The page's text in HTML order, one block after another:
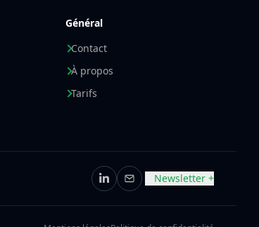
Général
Contact
À propos
Tarifs
LinkedIn
E-mailNewsletter +